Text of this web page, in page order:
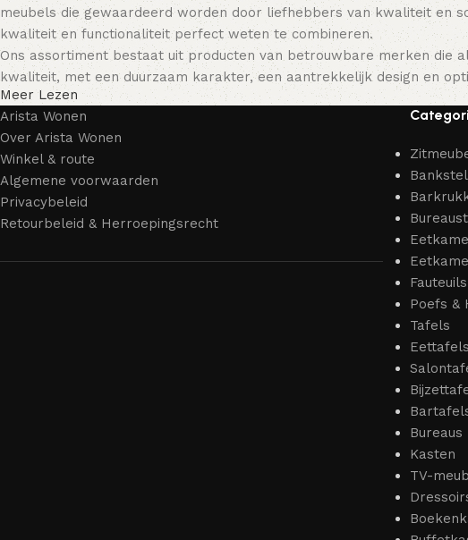
meubels die gewaardeerd worden door liefhebbers van kwaliteit en
kwaliteit en functionaliteit perfect weten te combineren.
Ons assortiment bestaat uit producten van betrouwbare merken die
kwaliteit, met een duurzaam karakter, een aantrekkelijk design en
Meer Lezen
Arista Wonen
Over Arista Wonen
Winkel & route
Algemene voorwaarden
Privacybeleid
Retourbeleid & Herroepingsrecht
Fauteuils
Poefs &
Tafels
Eettafels
Bureaus
Kasten
TV-